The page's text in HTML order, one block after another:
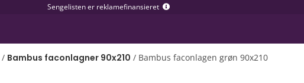
Sengelisten er reklamefinansieret
/ Bambus faconlagner 90x210 / Bambus faconlagen grøn 90x210